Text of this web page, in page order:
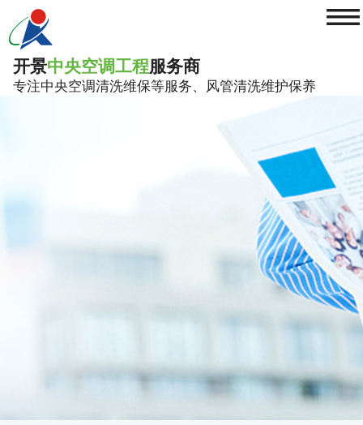
开景中央空调工程服务商
专注中央空调清洗维保等服务、风管清洗维护保养
≡